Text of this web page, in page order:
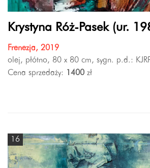
Krystyna Róż-Pasek (ur.
Frenezja, 2019
olej, płótno, 80 x 80 cm, sygn. p.d.:
Cena sprzedaży:
1400 zł
16